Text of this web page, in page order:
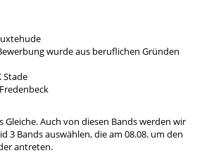
wurde aus beruflichen Gründen
Stade
Gleiche. Auch von diesen Bands werden wir
3 Bands auswählen, die am 08.08. um den
antreten.